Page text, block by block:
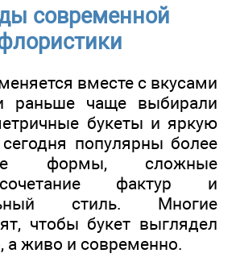
современной
вместе с вкусами
раньше чаще выбирали
букеты и яркую
сегодня популярны более
формы, сложные
фактур и
стиль. Многие
чтобы букет выглядел
а живо и современно.